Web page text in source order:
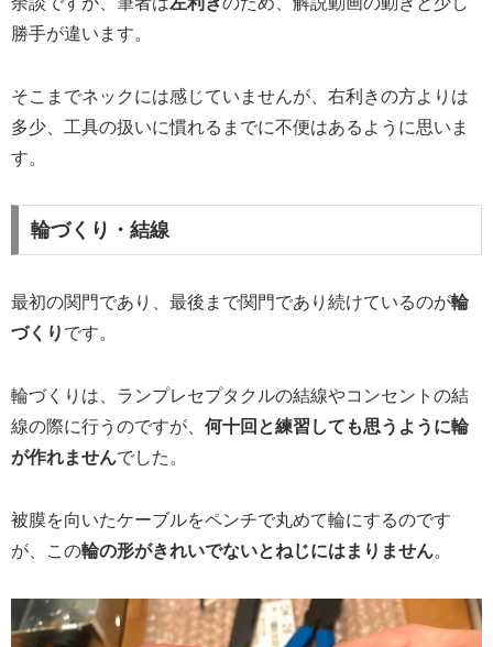
勝手が違います。
そこまでネックには感じていませんが、右利きの方よりは
多少、工具の扱いに慣れるまでに不便はあるように思いま
す。
輪づくり・結線
最初の関門であり、最後まで関門であり続けているのが輪
づくり です。
輪づくりは、ランプレセプタクルの結線やコンセントの結
線の際に行うのですが、 何十回と練習しても思うように輪
が作れませんでした。
被膜を向いたケーブルをペンチで丸めて輪にするのです
が、この輪の形がきれいでないとねじにはまりません。